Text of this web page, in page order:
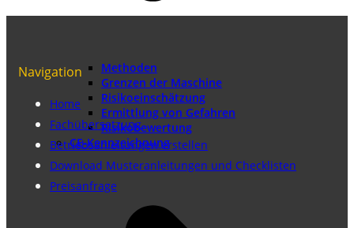
Methoden
Grenzen der Maschine
Risikoeinschätzung
Ermittlung von Gefahren
Risikobewertung
CE-Kennzeichnung
Navigation
Home
Fachübersetzung
Betriebsanleitungen erstellen
Download Musteranleitungen und Checklisten
Preisanfrage